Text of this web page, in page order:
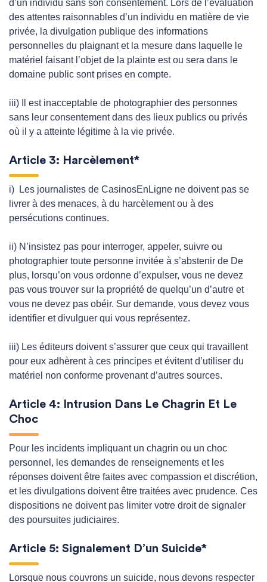
d’un individu sans son consentement. Lors de l’évaluation
des attentes raisonnables d’un individu en matière de vie
privée, la divulgation publique des informations
personnelles du plaignant et la mesure dans laquelle le
matériel faisant l’objet de la plainte est ou sera dans le
domaine public sont prises en compte.
iii) Il est inacceptable de photographier des personnes
sans leur consentement dans des lieux publics ou privés
où il y a atteinte légitime à la vie privée.
Article 3: Harcèlement*
i) Les journalistes de CasinosEnLigne ne doivent pas se
livrer à des menaces, à du harcèlement ou à des
persécutions continues.
ii) N’insistez pas pour interroger, appeler, suivre ou
photographier toute personne invitée à s’abstenir de De
plus, lorsqu’on vous ordonne d’expulser, vous ne devez
pas vous trouver sur la propriété de quelqu’un d’autre et
vous ne devez pas obéir. Sur demande, vous devez vous
identifier et divulguer qui vous représentez.
iii) Les éditeurs doivent s’assurer que ceux qui travaillent
pour eux adhèrent à ces principes et évitent d’utiliser du
matériel non conforme provenant d’autres sources.
Article 4: Intrusion Dans Le Chagrin Et Le
Choc
Pour les incidents impliquant un chagrin ou un choc
personnel, les demandes de renseignements et les
réponses doivent être faites avec compassion et discrétion,
et les divulgations doivent être traitées avec prudence. Ces
dispositions ne doivent pas limiter votre droit de signaler
des poursuites judiciaires.
Article 5: Signalement D’un Suicide*
Lorsque nous couvrons un suicide, nous devons respecter